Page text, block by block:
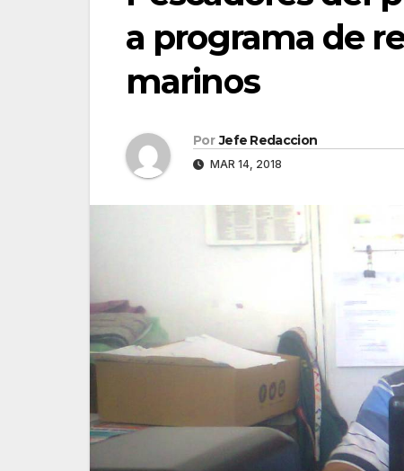
a programa de
marinos
Por Jefe Redaccion
MAR 14, 2018